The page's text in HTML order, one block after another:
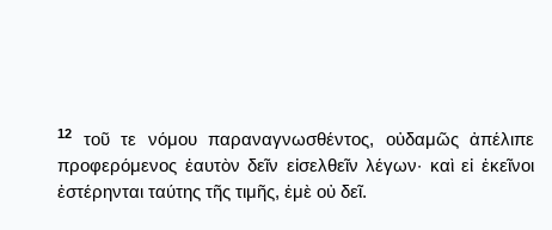
12
τοῦ τε νόμου παραναγνωσθέντος, οὐδαμῶς ἀπέλιπε
προφερόμενος ἑαυτὸν δεῖν εἰσελθεῖν λέγων· καὶ εἰ ἐκεῖνοι
ἐστέρηνται ταύτης τῆς τιμῆς, ἐμὲ οὐ δεῖ.